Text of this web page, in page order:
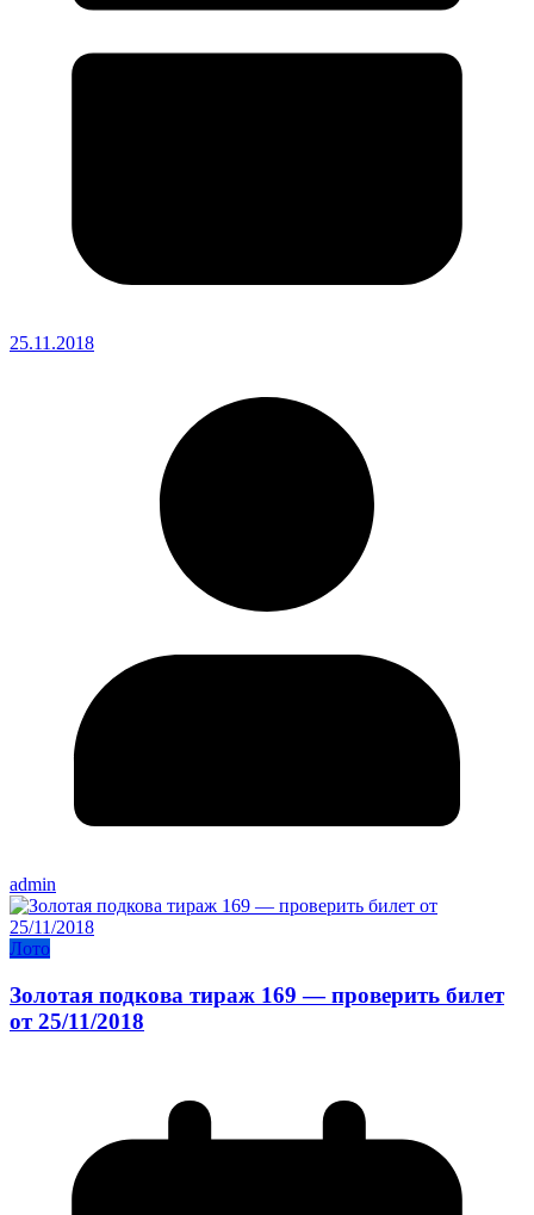
25.11.2018
admin
Лото
Золотая подкова тираж 169 — проверить билет
от 25/11/2018